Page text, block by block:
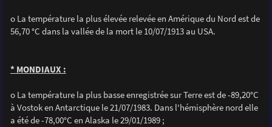
o La température la plus élevée relevée en Amérique du Nord est de
56,70 °C dans la vallée de la mort le 10/07/1913 au USA.
* MONDIAUX :
o La température la plus basse enregistrée sur Terre est de -89,20°C
à Vostok en Antarctique le 21/07/1983. Dans l'hémisphère nord elle
a été de -78,00°C en Alaska le 29/01/1989 ;